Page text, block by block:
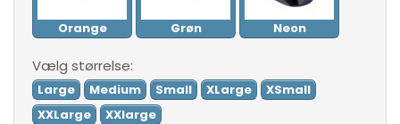
Orange Grøn Neon
Vælg størrelse:
Large Medium Small XLarge
XSmall
XXLarge
XXlarge